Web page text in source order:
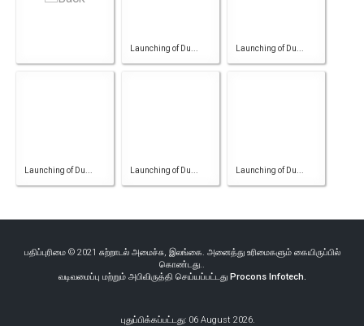
Launching of Du... Launching of Du...
Launching of Du... Launching of Du... Launching of Du...
பதிப்புரிமை © 2021 சுற்றாடல் அமைச்சு, இலங்கை. அனைத்து உரிமைகளும் கையிருப்பில்
கொண்டது..
வடிவமைப்பு மற்றும் அபிவிருத்தி செய்யப்பட்டது Procons Infotech.
புதுப்பிக்கப்பட்டது: 06 August 2026.